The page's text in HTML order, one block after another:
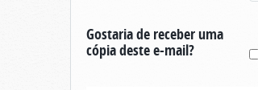
Gostaria de receber uma
cópia deste e-mail?